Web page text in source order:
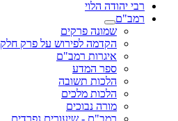
רבי יהודה הלוי
רמב"ם
שמונה פרקים
הקדמה לפירוש על פרק חלק
איגרות רמב"ם
ספר המדע
הלכות תשובה
הלכות מלכים
מורה נבוכים